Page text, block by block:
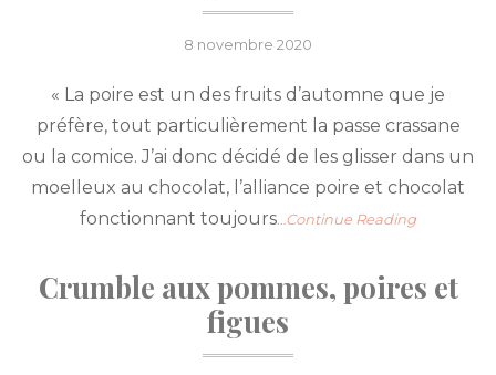
Posted
8 novembre 2020
« La poire est un des fruits d’automne que je
préfère, tout particulièrement la passe crassane
ou la comice. J’ai donc décidé de les glisser dans un
moelleux au chocolat, l’alliance poire et chocolat
fonctionnant toujours…Continue Reading
Crumble aux pommes, poires et
figues